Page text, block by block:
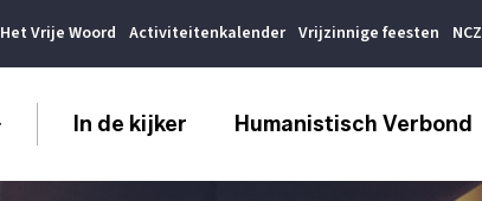
Het Vrije Woord Activiteitenkalender Vrijzinnige feesten NCZ
In de kijker Humanistisch Verbond